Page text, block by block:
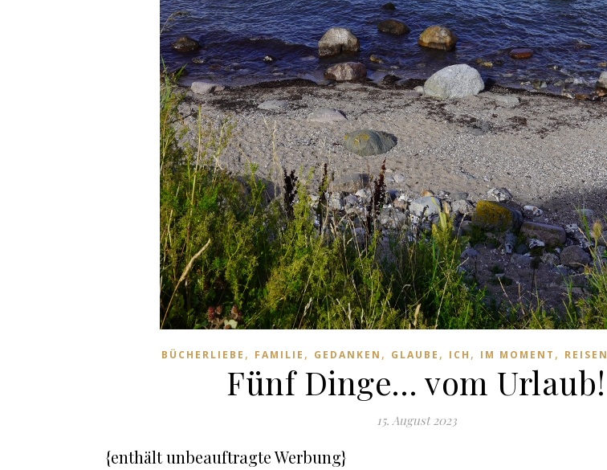
BÜCHERLIEBE , FAMILIE , GEDANKEN , GLAUBE , ICH , IM MOMENT , REISEN
Fünf Dinge… vom Urlaub!
15. August 2023
{enthält unbeauftragte Werbung}